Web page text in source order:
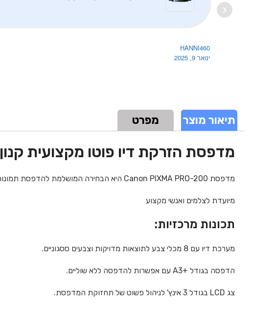
HANNI460
ינואר 9, 2025
תיאור מוצר מפרט
מדפסת הזרקת דיו פוטו מקצועית קנון Canon PIXMA PRO-200
מדפסת Canon PIXMA PRO-200 היא הבחירה המושלמת להדפסת תמונות מקצועיות בצבעים עשירים ובאיכות בלתי מתפשרת, עם אפשרות להדפסה בגודל A3+‎ וללא שוליים.
מיועדת לצלמים ואנשי מקצוע
תכונות מרכזיות:
מערכת דיו עם 8 מכלי צבע לתוצאות מדויקות וצבעים ססגוניים.
הדפסה בגודל A3+‎ עם אפשרות להדפסה ללא שוליים.
צג LCD בגודל 3 אינץ' לניהול פשוט של תחזוקת המדפסת.